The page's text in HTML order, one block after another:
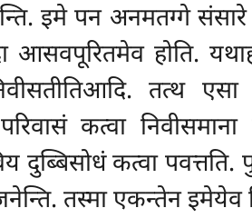
इमे पन अनमतग्गे
आसवपूरितमेव होति.
तत्थ
कत्वा
दुब्बिसोधं कत्वा
तस्मा एकन्तेन इमेयेव